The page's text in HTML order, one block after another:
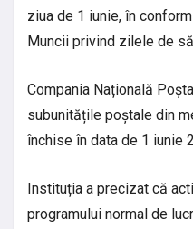
ziua de 1 iunie, în
Muncii privind zilele de
Compania Națională
subunitățile poștale din
închise în data de 1 iunie
Instituția a precizat că
programului normal de